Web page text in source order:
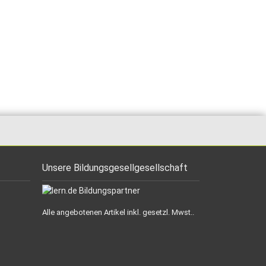
Unsere Bildungsgesellgesellschaft
Alle angebotenen Artikel inkl. gesetzl. Mwst..